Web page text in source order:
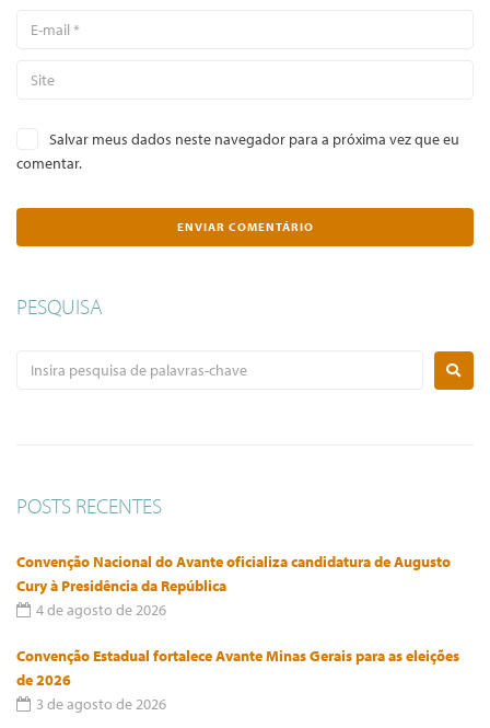
Salvar meus dados neste navegador para a próxima vez que eu
comentar.
PESQUISA
POSTS RECENTES
Convenção Nacional do Avante oficializa candidatura de Augusto
Cury à Presidência da República
4 de agosto de 2026
Convenção Estadual fortalece Avante Minas Gerais para as eleições
de 2026
3 de agosto de 2026